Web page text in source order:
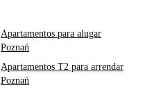
Apartamentos para alugar
Poznań
Apartamentos T2 para arrendar
Poznań